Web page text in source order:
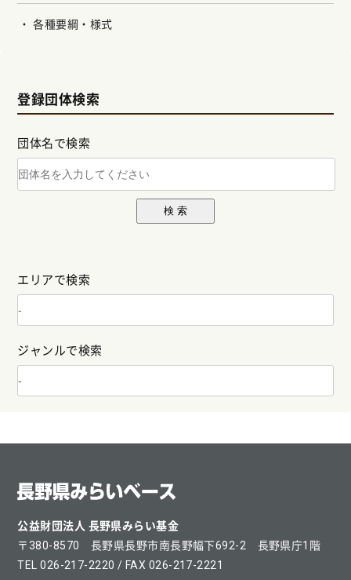
各種要綱・様式
登録団体検索
団体名で検索
検 索
エリアで検索
ジャンルで検索
公益財団法人 長野県みらい基金
〒380-8570 長野県長野市南長野幅下692-2 長野県庁1階
TEL 026-217-2220 / FAX 026-217-2221